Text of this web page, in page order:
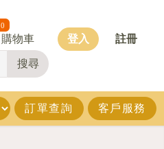
搜尋
0
購物車 登入 註冊
訂單查詢 客戶服務